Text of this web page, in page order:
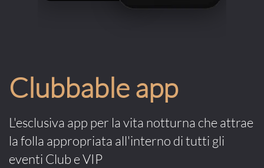
Clubbable app
L'esclusiva app per la vita notturna che attrae
la folla appropriata all'interno di tutti gli
eventi Club e VIP